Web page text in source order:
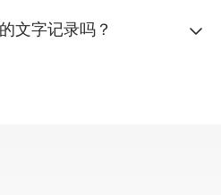
文字记录吗？